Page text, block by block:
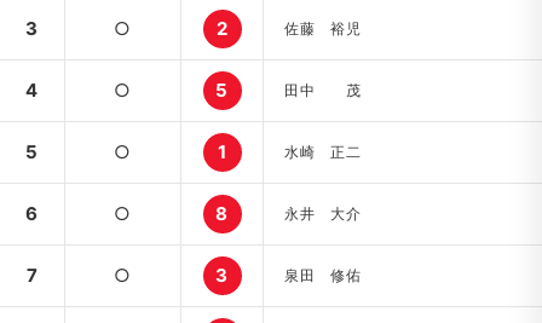
3 ○ 2 佐藤 裕児
4 ○ 5 田中 茂
5 ○ 1 水崎 正二
6 ○ 8 永井 大介
7 ○ 3 泉田 修佑